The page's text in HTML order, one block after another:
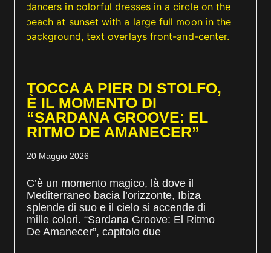
TOCCA A PIER DI STOLFO,
È IL MOMENTO DI
“SARDANA GROOVE: EL
RITMO DE AMANECER”
20 Maggio 2026
C’è un momento magico, là dove il
Mediterraneo bacia l’orizzonte, Ibiza
splende di suo e il cielo si accende di
mille colori. “Sardana Groove: El Ritmo
De Amanecer”, capitolo due